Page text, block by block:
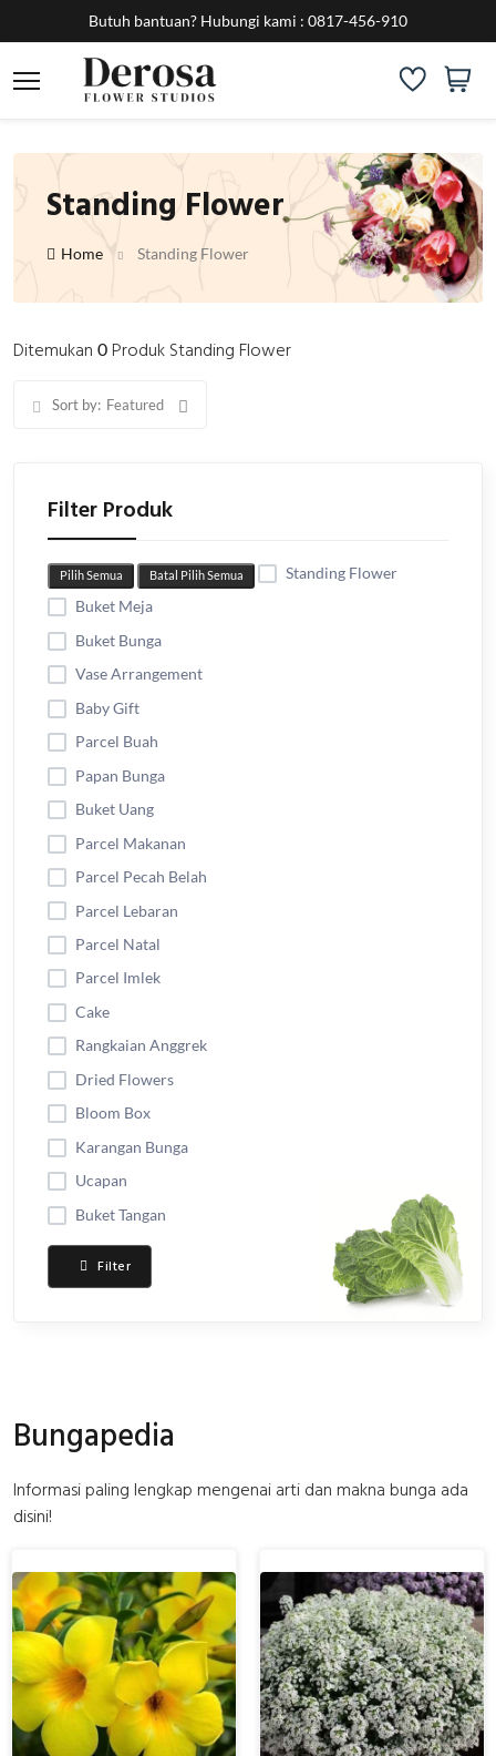
Butuh bantuan? Hubungi kami : 0817-456-910
Standing Flower
Home Standing Flower
Ditemukan 0 Produk Standing Flower
Sort by: Featured
Filter Produk
Pilih Semua Batal Pilih Semua
Standing Flower
Buket Meja
Buket Bunga
Vase Arrangement
Baby Gift
Parcel Buah
Papan Bunga
Buket Uang
Parcel Makanan
Parcel Pecah Belah
Parcel Lebaran
Parcel Natal
Parcel Imlek
Cake
Rangkaian Anggrek
Dried Flowers
Bloom Box
Karangan Bunga
Ucapan
Buket Tangan
Filter
Bungapedia
Informasi paling lengkap mengenai arti dan makna bunga ada
disini!